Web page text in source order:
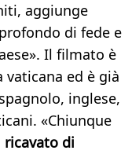
aggiunge
di fede e
Il filmato è
ed è già
inglese,
«Chiunque
ricavato di